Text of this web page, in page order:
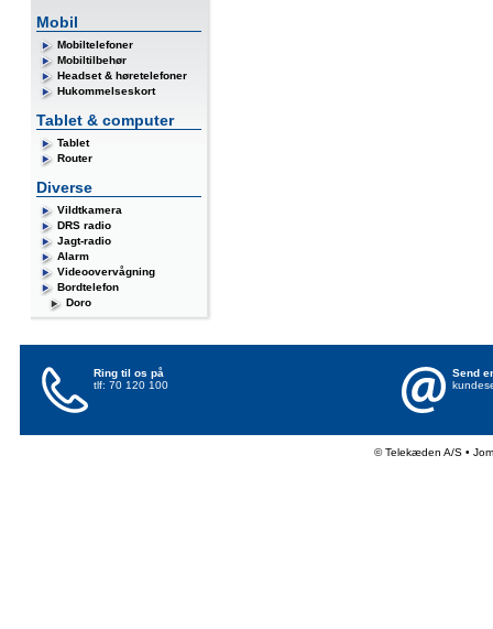
Mobil
Mobiltelefoner
Mobiltilbehør
Headset & høretelefoner
Hukommelseskort
Tablet & computer
Tablet
Router
Diverse
Vildtkamera
DRS radio
Jagt-radio
Alarm
Videoovervågning
Bordtelefon
Doro
Ring til os på
tlf: 70 120 100
Send
© Telekæden A/S •